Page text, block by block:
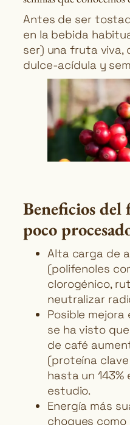
Antes de ser
en la bebida
ser) una fruta viva,
dulce-acídula y
Beneficios
poco
Alta carga de
(polifenoles
clorogénico,
neutralizar
Posible
se ha visto
de café
(proteína
hasta un 143%
estudio.
Energía más
choques